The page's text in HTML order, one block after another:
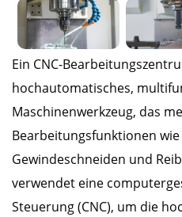
Ein CNC-
hochautomatisches,
Maschinenwerkzeug, das
Bearbeitungsfunktionen wie
Gewindeschneiden und
verwendet eine
Steuerung (CNC), um die